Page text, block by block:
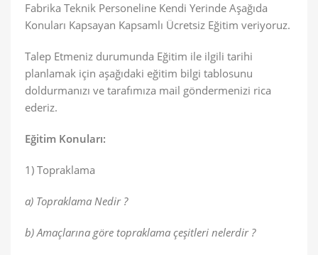
Fabrika Teknik Personeline Kendi Yerinde Aşağıda
Konuları Kapsayan Kapsamlı Ücretsiz Eğitim veriyoruz.
Talep Etmeniz durumunda Eğitim ile ilgili tarihi
planlamak için aşağıdaki eğitim bilgi tablosunu
doldurmanızı ve tarafımıza mail göndermenizi rica
ederiz.
Eğitim Konuları:
1) Topraklama
a) Topraklama Nedir ?
b) Amaçlarına göre topraklama çeşitleri nelerdir ?